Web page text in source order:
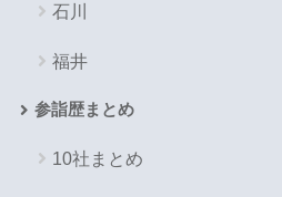
石川
福井
参詣歴まとめ
10社まとめ